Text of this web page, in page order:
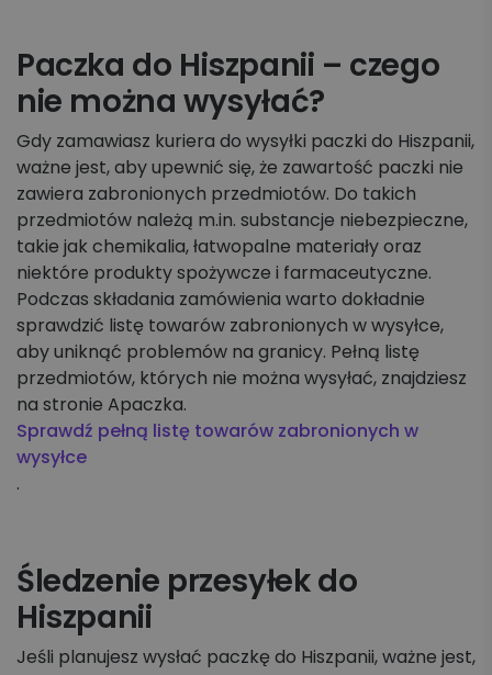
Paczka do Hiszpanii – czego
nie można wysyłać?
Gdy zamawiasz kuriera do wysyłki paczki do Hiszpanii,
ważne jest, aby upewnić się, że zawartość paczki nie
zawiera zabronionych przedmiotów. Do takich
przedmiotów należą m.in. substancje niebezpieczne,
takie jak chemikalia, łatwopalne materiały oraz
niektóre produkty spożywcze i farmaceutyczne.
Podczas składania zamówienia warto dokładnie
sprawdzić listę towarów zabronionych w wysyłce,
aby uniknąć problemów na granicy. Pełną listę
przedmiotów, których nie można wysyłać, znajdziesz
na stronie Apaczka.
Sprawdź pełną listę towarów zabronionych w
wysyłce
.
Śledzenie przesyłek do
Hiszpanii
Jeśli planujesz wysłać paczkę do Hiszpanii, ważne jest,